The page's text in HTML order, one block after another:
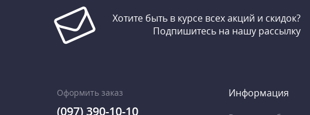
Хотите быть в курсе всех акций и скидок?
Подпишитесь на нашу рассылку
Оформить заказ
(097) 390-10-10
Информация